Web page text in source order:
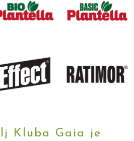
Kluba Gaia je